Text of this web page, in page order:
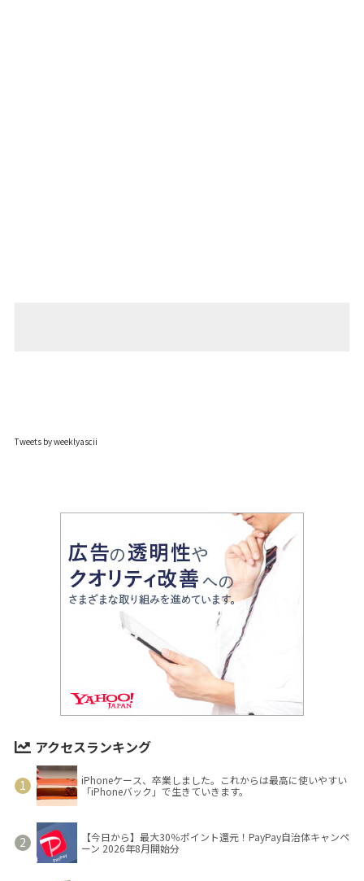
Tweets by weeklyascii
アクセスランキング
iPhoneケース、卒業しました。これからは最高に使いやすい
「iPhoneバック」で生きていきます。
【今日から】最大30％ポイント還元！PayPay自治体キャンペ
ーン 2026年8月開始分